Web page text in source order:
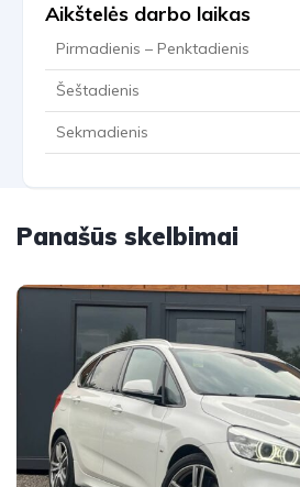
Aikštelės darbo laikas
Pirmadienis – Penktadienis
Šeštadienis
Sekmadienis
Panašūs skelbimai